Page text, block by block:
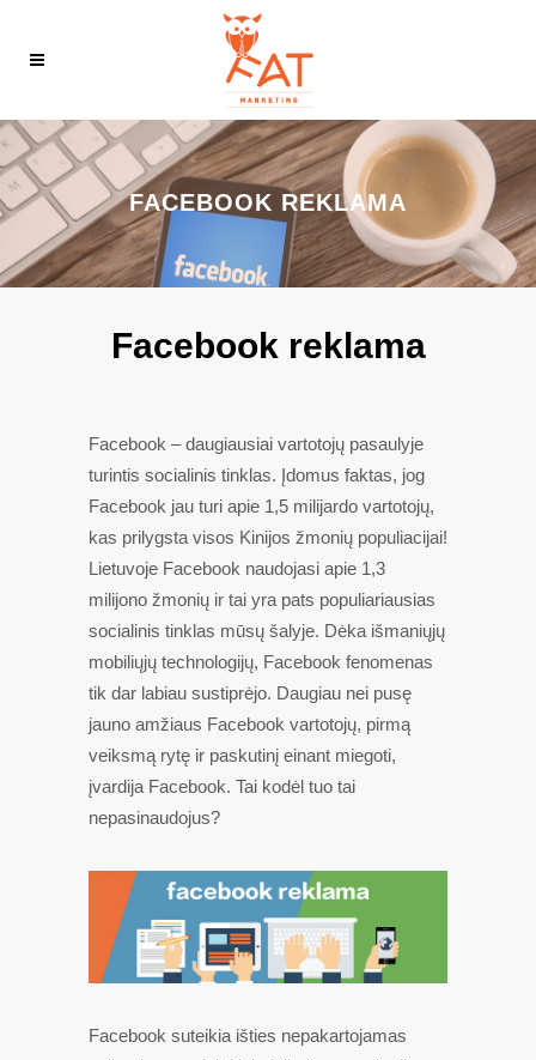
FACEBOOK REKLAMA
Facebook reklama
Facebook – daugiausiai vartotojų pasaulyje
turintis socialinis tinklas. Įdomus faktas, jog
Facebook jau turi apie 1,5 milijardo vartotojų,
kas prilygsta visos Kinijos žmonių populiacijai!
Lietuvoje Facebook naudojasi apie 1,3
milijono žmonių ir tai yra pats populiariausias
socialinis tinklas mūsų šalyje. Dėka išmaniųjų
mobiliųjų technologijų, Facebook fenomenas
tik dar labiau sustiprėjo. Daugiau nei pusę
jauno amžiaus Facebook vartotojų, pirmą
veiksmą rytę ir paskutinį einant miegoti,
įvardija Facebook. Tai kodėl tuo tai
nepasinaudojus?
Facebook suteikia išties nepakartojamas